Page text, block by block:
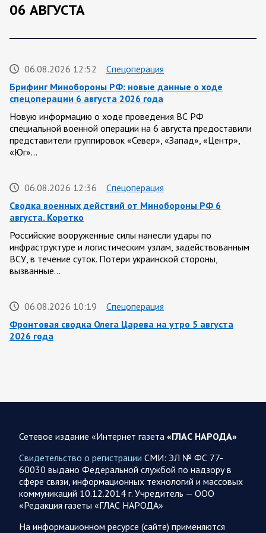
06 АВГУСТА
06.08.2026 12:52
Спецоперация
Брифинг Минобороны РФ: новые данные о ходе
спецоперации 6 августа 2026 года
Новую информацию о ходе проведения ВС РФ
специальной военной операции на 6 августа предоставили
представители группировок «Север», «Запад», «Центр»,
«Юг»…
06.08.2026 12:36
Спецоперация
Сводка военных действий от Минобороны РФ 6
августа. Коротко
Российские вооруженные силы нанесли удары по
инфраструктуре и логистическим узлам, задействованным
ВСУ, в течение суток. Потери украинской стороны,
вызванные…
06.08.2026 10:19
Спецоперация
Фронтовая сводка Олега Царева на утро 5 августа
2026 года
Украинские террористы продолжают убивать мирное
население приграничных районов. Данные на 6 августа
За прошедшие сутки армия трусов и убийц, будучи не в
силах ничего противопоставить на поле боя, атаковала
гражданское население Белгородской…
Сетевое издание «Интернет газета «ГЛАС НАРОДА»
Свидетельство о регистрации СМИ: ЭЛ № ФС 77-
60030 выдано Федеральной службой по надзору в
сфере связи, информационных технологий и массовых
коммуникаций 10.12.2014 г. Учредитель — ООО
«Редакция газеты «ГЛАС НАРОДА»
На информационном ресурсе (сайте) применяются